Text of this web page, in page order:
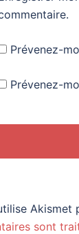
Prévenez-
Prévenez-
Akismet
sont